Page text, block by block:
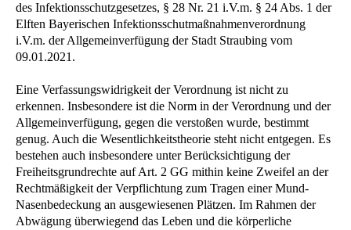
des Infektionsschutzgesetzes, § 28 Nr. 21 i.V.m. § 24 Abs. 1 der
Elften Bayerischen Infektionsschutmaßnahmenverordnung
i.V.m. der Allgemeinverfügung der Stadt Straubing vom
09.01.2021.
Eine Verfassungswidrigkeit der Verordnung ist nicht zu
erkennen. Insbesondere ist die Norm in der Verordnung und der
Allgemeinverfügung, gegen die verstoßen wurde, bestimmt
genug. Auch die Wesentlichkeitstheorie steht nicht entgegen. Es
bestehen auch insbesondere unter Berücksichtigung der
Freiheitsgrundrechte auf Art. 2 GG mithin keine Zweifel an der
Rechtmäßigkeit der Verpflichtung zum Tragen einer Mund-
Nasenbedeckung an ausgewiesenen Plätzen. Im Rahmen der
Abwägung überwiegend das Leben und die körperliche